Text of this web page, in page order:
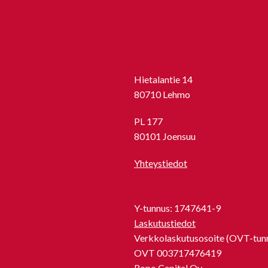
Hietalantie 14
80710 Lehmo
PL 177
80101 Joensuu
Yhteystiedot
Y-tunnus: 1747641-9
Laskutustiedot
Verkkolaskutusosoite (OVT-
OVT 003717476419